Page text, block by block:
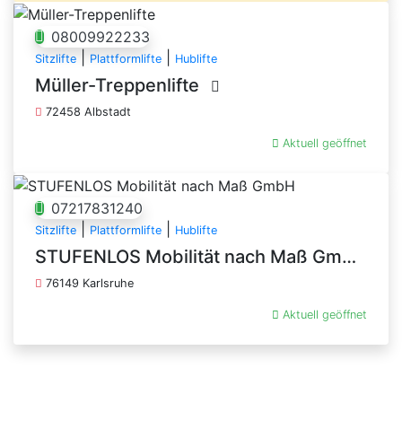
08009922233
Sitzlifte Plattformlifte Hublifte
Müller-Treppenlifte
72458 Albstadt
Aktuell geöffnet
07217831240
Sitzlifte Plattformlifte Hublifte
STUFENLOS Mobilität nach Maß GmbH
76149 Karlsruhe
Aktuell geöffnet